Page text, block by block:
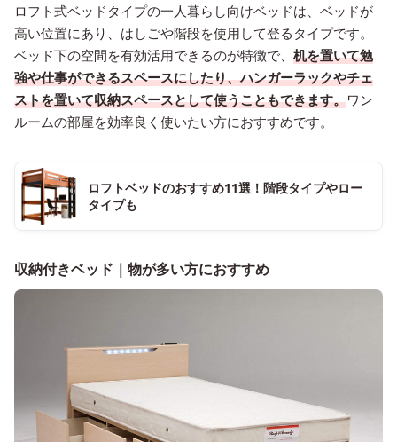
ロフト式ベッドタイプの一人暮らし向けベッドは、ベッドが
高い位置にあり、はしごや階段を使用して登るタイプです。
ベッド下の空間を有効活用できるのが特徴で、 机を置いて勉
強や仕事ができるスペースにしたり、ハンガーラックやチェ
ストを置いて収納スペースとして使うこともできます。ワン
ルームの部屋を効率良く使いたい方におすすめです。
ロフトベッドのおすすめ11選！階段タイプやロー
タイプも
収納付きベッド｜物が多い方におすすめ